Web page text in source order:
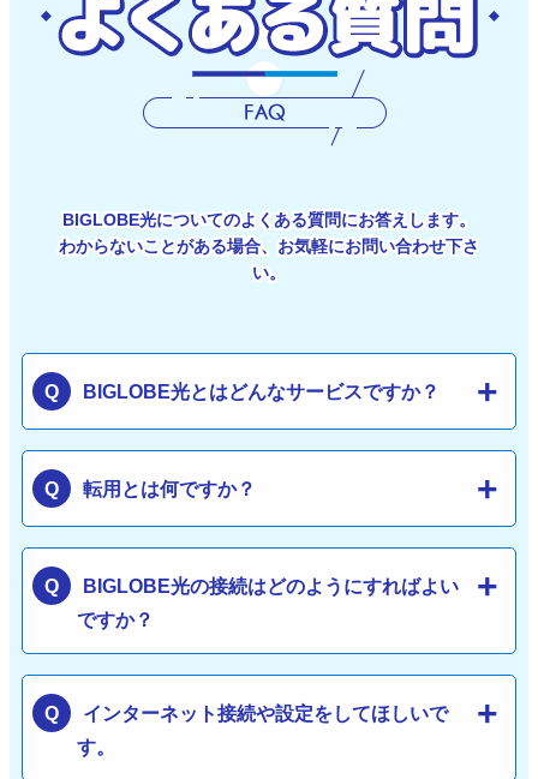
BIGLOBE光についてのよくある質問にお答えします。
わからないことがある場合、お気軽にお問い合わせ下さ
い。
BIGLOBE光とはどんなサービスですか？
転用とは何ですか？
BIGLOBE光の接続はどのようにすればよい
ですか？
インターネット接続や設定をしてほしいで
す。